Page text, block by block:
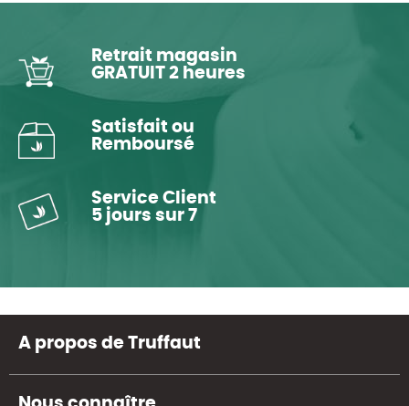
Retrait magasin
GRATUIT 2 heures
Satisfait ou
Remboursé
Service Client
5 jours sur 7
A propos de Truffaut